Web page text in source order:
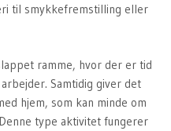
til smykkefremstilling eller
ramme, hvor der er tid
Samtidig giver det
hjem, som kan minde om
type aktivitet fungerer